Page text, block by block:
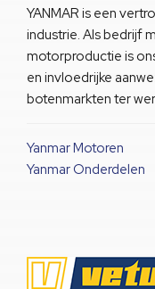
YANMAR is een
industrie. Als bedrijf
motorproductie is
en invloedrijke
botenmarkten ter
Yanmar Motoren
Yanmar Onderdelen